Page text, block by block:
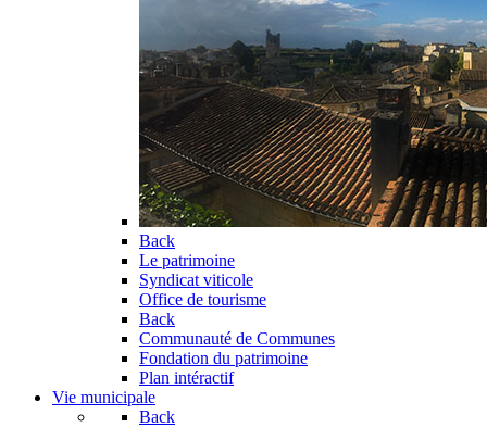
Back
Le patrimoine
Syndicat viticole
Office de tourisme
Back
Communauté de Communes
Fondation du patrimoine
Plan intéractif
Vie municipale
Back